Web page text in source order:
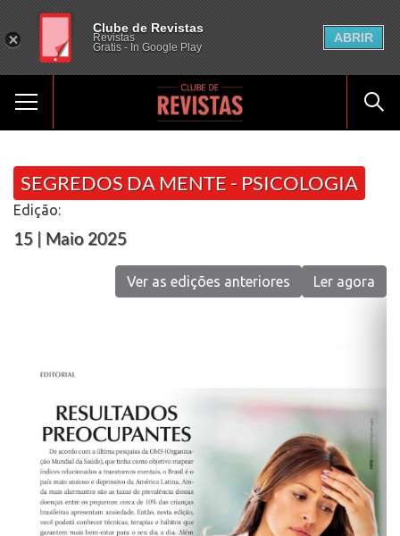
SEGREDOS DA MENTE - PSICOLOGIA
Edição:
15 | Maio 2025
Ler agora
Ver as edições anteriores
Clube de Revistas
Revistas
Gratis - In Google Play
ABRIR